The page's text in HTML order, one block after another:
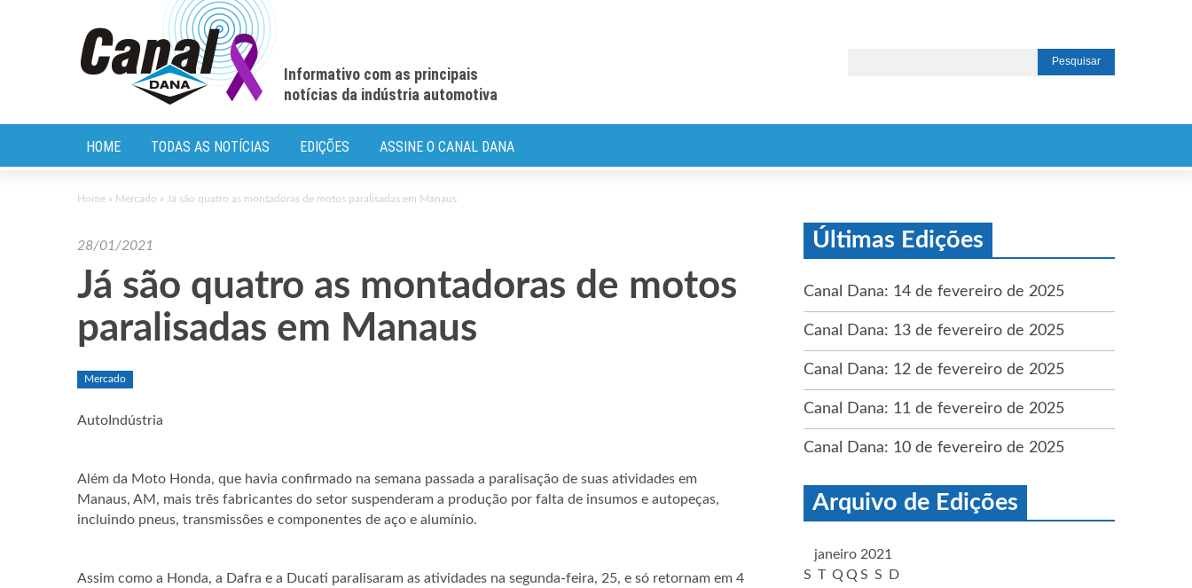
Informativo com as principais
notícias da indústria automotiva
HOME TODAS AS NOTÍCIAS EDIÇÕES ASSINE O CANAL DANA
Home » Mercado » Já são quatro as montadoras de motos paralisadas em Manaus
28/01/2021
Já são quatro as montadoras de motos
paralisadas em Manaus
Mercado
AutoIndústria
Além da Moto Honda, que havia confirmado na semana passada a paralisação de suas atividades em
Manaus, AM, mais três fabricantes do setor suspenderam a produção por falta de insumos e autopeças,
incluindo pneus, transmissões e componentes de aço e alumínio.
Assim como a Honda, a Dafra e a Ducati paralisaram as atividades na segunda-feira, 25, e só retornam em 4
Últimas Edições
Canal Dana: 14 de fevereiro de 2025
Canal Dana: 13 de fevereiro de 2025
Canal Dana: 12 de fevereiro de 2025
Canal Dana: 11 de fevereiro de 2025
Canal Dana: 10 de fevereiro de 2025
Arquivo de Edições
janeiro 2021
S T Q Q S S D